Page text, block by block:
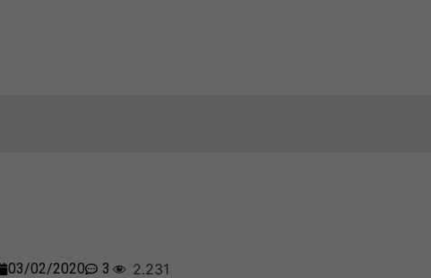
03/02/2020 3 2.231